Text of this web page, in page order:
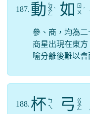
187. 動 ㄉ
ㄨ
ㄥ
ˋ 如
ㄖ
ㄨ ˊ
參、商，均為二
商星出現在東
喻分離後難以會
188. 杯 ㄅ
ㄟ
弓 ㄍ
ㄨ
ㄥ